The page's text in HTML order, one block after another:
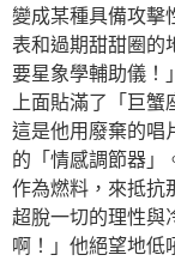
變成某種具備攻擊
表和過期甜甜圈的
要星象學輔助儀！
上面貼滿了「巨蟹
這是他用廢棄的唱
的「情感調節器」
作為燃料，來抵抗
超脫一切的理性與
啊！」他絕望地低